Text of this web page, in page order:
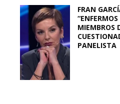
FRAN
MIEMBROS
PANELISTA